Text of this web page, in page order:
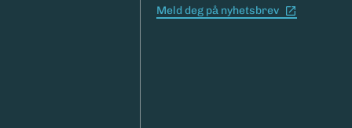
Meld deg på nyhetsbrev